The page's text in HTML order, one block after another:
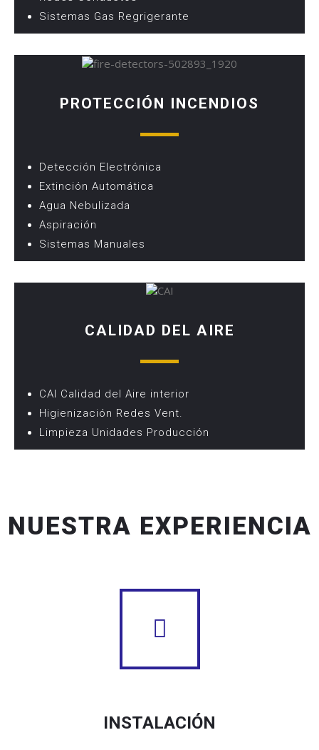
Sistemas Gas Regrigerante
PROTECCIÓN INCENDIOS
Detección Electrónica
Extinción Automática
Agua Nebulizada
Aspiración
Sistemas Manuales
CALIDAD DEL AIRE
CAI Calidad del Aire interior
Higienización Redes Vent.
Limpieza Unidades Producción
NUESTRA EXPERIENCIA
INSTALACIÓN